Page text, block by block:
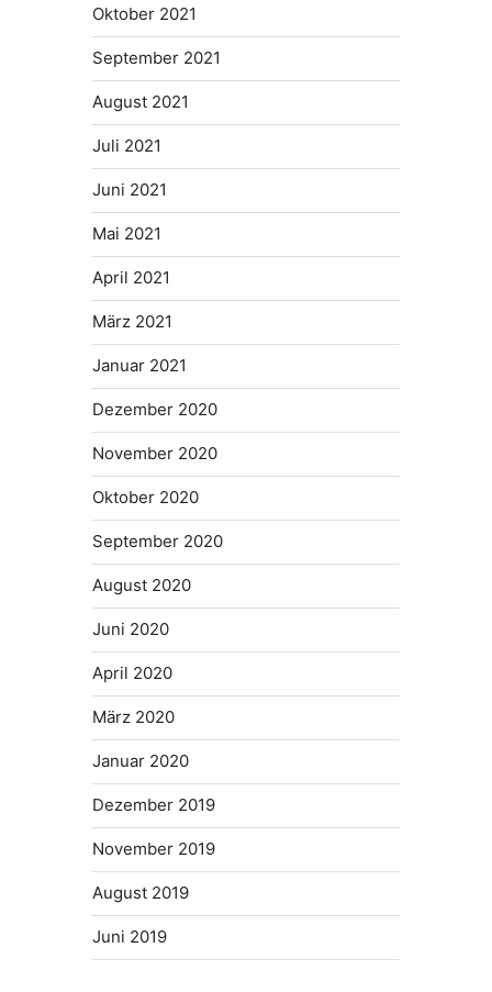
Oktober 2021
September 2021
August 2021
Juli 2021
Juni 2021
Mai 2021
April 2021
März 2021
Januar 2021
Dezember 2020
November 2020
Oktober 2020
September 2020
August 2020
Juni 2020
April 2020
März 2020
Januar 2020
Dezember 2019
November 2019
August 2019
Juni 2019